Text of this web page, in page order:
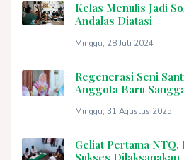
Kelas Menulis Jadi
Andalas Diatasi
Minggu, 28 Juli 2024
Regenerasi Seni
Anggota Baru
Minggu, 31 Agustus 2025
Geliat Pertama NTQ,